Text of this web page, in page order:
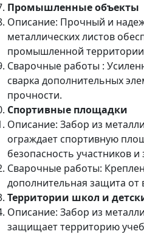
Промышленные объекты
Описание: Прочный и
металлических листов
промышленной
Сварочные работы :
сварка дополнительных
прочности.
Спортивные площадки
Описание: Забор из
ограждает спортивную
безопасность участников и
Сварочные работы:
дополнительная защита от
Территории школ и
Описание: Забор из
защищает территорию